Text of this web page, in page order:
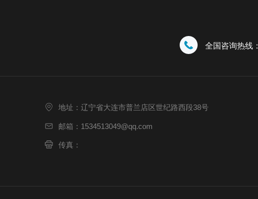
全国咨询热线：
地址：辽宁省大连市普兰店区世纪路西段38号
邮箱：1534513049@qq.com
传真：